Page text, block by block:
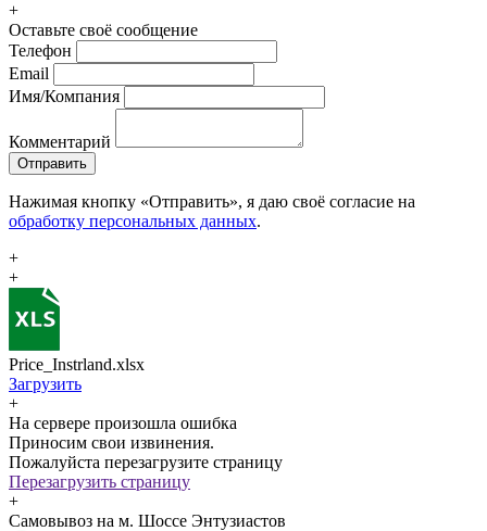
+
Оставьте своё сообщение
Телефон
Email
Имя/Компания
Комментарий
Отправить
Нажимая кнопку «Отправить», я даю своё согласие на
обработку персональных данных.
+
+
Price_Instrland.xlsx
Загрузить
+
На сервере произошла ошибка
Приносим свои извинения.
Пожалуйста перезагрузите страницу
Перезагрузить страницу
+
Самовывоз на м. Шоссе Энтузиастов